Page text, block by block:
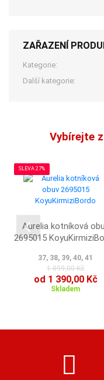
ZAŘAZENÍ
Kategorie:
Další kategorie:
Vybírejte
SLEVA 27%
Aurelia kotníková
2695015
37, 38, 39, 40, 41
1 899,00 Kč
od 1 390,00 Kč
Skladem